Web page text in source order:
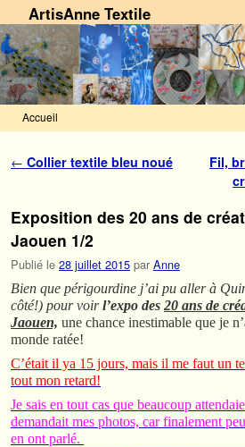
ArtisAnne Textile
Accueil
Navigation des articles
← Collier textile bleu noué
Fil,
Exposition des 20 ans de
Jaouen 1/2
Publié le 28 juillet 2015 par Anne
Bien que périgourdine j’ai pu aller à
côté!) pour voirl’expo des 20 ans de
Jaouen, une chance inestimable que je
monde ratée!
C’était il ya 15 jours, mais il me faut un
tout mon retard!
Je sais en tout cas que beaucoup
demandait mes photos, car finalement
en ont parlé.